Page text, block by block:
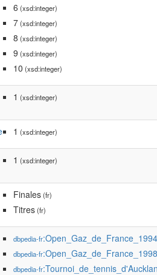
6 (xsd:integer)
7(xsd:integer)
8 (xsd:integer)
9 (xsd:integer)
10 (xsd:integer)
1 (xsd:integer)
1 (xsd:integer)
1 (xsd:integer)
Finales(fr)
Titres(fr)
dbpedia-fr:Open_Gaz_de_France_1994
dbpedia-fr:Open_Gaz_de_France_1998
dbpedia-fr